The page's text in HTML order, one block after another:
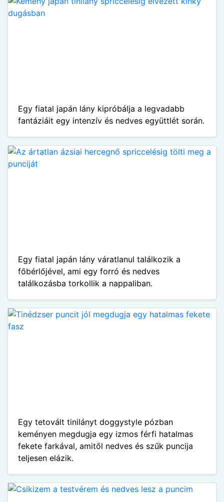
Egy fiatal japán lány kipróbálja a legvadabb
fantáziáit egy intenzív és nedves együttlét során.
Egy fiatal japán lány váratlanul találkozik a
főbérlőjével, ami egy forró és nedves
találkozásba torkollik a nappaliban.
Egy tetovált tinilányt doggystyle pózban
keményen megdugja egy izmos férfi hatalmas
fekete farkával, amitől nedves és szűk puncija
teljesen elázik.